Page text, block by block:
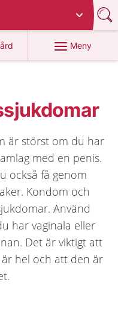
Meny
är störst om du har
med en penis.
också få genom
Kondom och
Använd
har vaginala eller
Det är viktigt att
hel och att den är